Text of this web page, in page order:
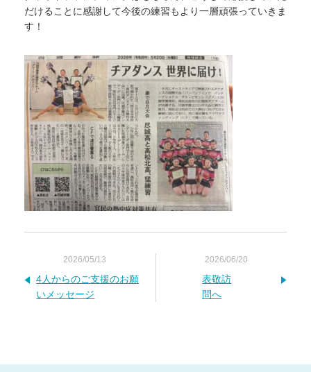
だけることに感謝して今後の練習もより一層頑張っていきま
す！
2026/05/13
4人からのご支援のお願
いメッセージ
2026/06/20
表敬訪
問へ